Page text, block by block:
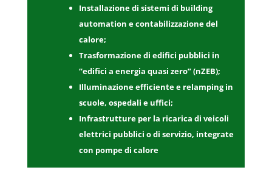
Installazione di sistemi di building
automation e contabilizzazione del
calore;
Trasformazione di edifici pubblici in
“edifici a energia quasi zero” (nZEB);
Illuminazione efficiente e relamping in
scuole, ospedali e uffici;
Infrastrutture per la ricarica di veicoli
elettrici pubblici o di servizio, integrate
con pompe di calore